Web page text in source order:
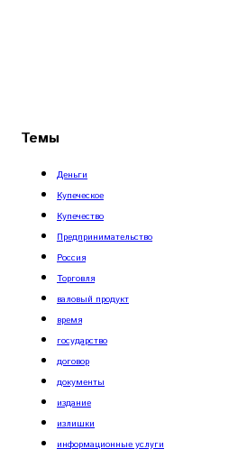
Темы
Деньги
Купеческое
Купечество
Предпринимательство
Россия
Торговля
валовый продукт
время
государство
договор
документы
издание
излишки
информационные услуги